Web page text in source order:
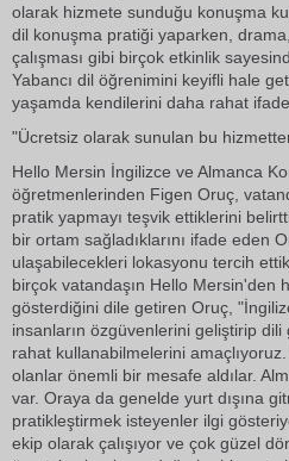
olarak hizmete sunduğu konuşma
dil konuşma pratiği yaparken,
çalışması gibi birçok etkinlik
Yabancı dil öğrenimini keyifli hale
yaşamda kendilerini daha rahat
"Ücretsiz olarak sunulan bu
Hello Mersin İngilizce ve Almanca
öğretmenlerinden Figen Oruç,
pratik yapmayı teşvik ettiklerini
bir ortam sağladıklarını ifade eden
ulaşabilecekleri lokasyonu tercih
birçok vatandaşın Hello Mersin'den
gösterdiğini dile getiren Oruç,
insanların özgüvenlerini geliştirip
rahat kullanabilmelerini amaçlıyoruz.
olanlar önemli bir mesafe aldılar.
var. Oraya da genelde yurt dışına
pratikleştirmek isteyenler ilgi
ekip olarak çalışıyor ve çok güzel